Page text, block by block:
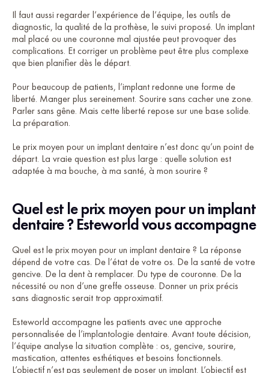
Il faut aussi regarder l’expérience de l’équipe, les outils de
diagnostic, la qualité de la prothèse, le suivi proposé. Un implant
mal placé ou une couronne mal ajustée peut provoquer des
complications. Et corriger un problème peut être plus complexe
que bien planifier dès le départ.
Pour beaucoup de patients, l’implant redonne une forme de
liberté. Manger plus sereinement. Sourire sans cacher une zone.
Parler sans gêne. Mais cette liberté repose sur une base solide.
La préparation.
Le prix moyen pour un implant dentaire n’est donc qu’un point de
départ. La vraie question est plus large : quelle solution est
adaptée à ma bouche, à ma santé, à mon sourire ?
Quel est le prix moyen pour un implant
dentaire ? Esteworld vous accompagne
Quel est le prix moyen pour un implant dentaire ? La réponse
dépend de votre cas. De l’état de votre os. De la santé de votre
gencive. De la dent à remplacer. Du type de couronne. De la
nécessité ou non d’une greffe osseuse. Donner un prix précis
sans diagnostic serait trop approximatif.
Esteworld accompagne les patients avec une approche
personnalisée de l’implantologie dentaire. Avant toute décision,
l’équipe analyse la situation complète : os, gencive, sourire,
mastication, attentes esthétiques et besoins fonctionnels.
L’objectif n’est pas seulement de poser un implant. L’objectif est